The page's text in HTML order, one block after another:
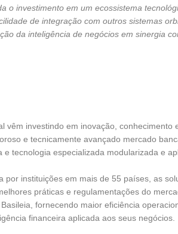
o investimento em um ecossistema
de integração com outros sistemas
da inteligência de negócios em sinergia
vêm investindo em inovação, conhecimento
e tecnicamente avançado mercado
tecnologia especializada modularizada e
por instituições em mais de 55 países, as
práticas e regulamentações do
fornecendo maior eficiência
financeira aplicada aos seus negócios.